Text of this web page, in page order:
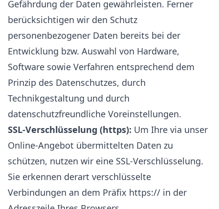
Gefährdung der Daten gewährleisten. Ferner
berücksichtigen wir den Schutz
personenbezogener Daten bereits bei der
Entwicklung bzw. Auswahl von Hardware,
Software sowie Verfahren entsprechend dem
Prinzip des Datenschutzes, durch
Technikgestaltung und durch
datenschutzfreundliche Voreinstellungen.
SSL-Verschlüsselung (https): Um Ihre via unser
Online-Angebot übermittelten Daten zu
schützen, nutzen wir eine SSL-Verschlüsselung.
Sie erkennen derart verschlüsselte
Verbindungen an dem Präfix https:// in der